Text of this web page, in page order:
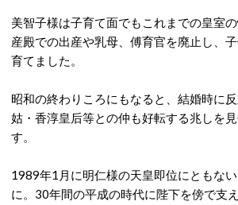
美智子様は子育て面でもこれまでの皇室
産殿での出産や乳母、傅育官を廃止し、
育てました。
昭和の終わりころにもなると、結婚時に
姑・香淳皇后等との仲も好転する兆しを
す。
1989年1月に明仁様の天皇即位にともな
に。30年間の平成の時代に陛下を傍で支